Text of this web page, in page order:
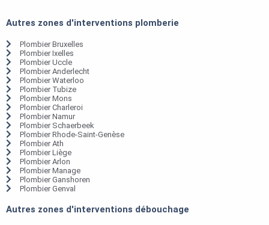
Autres zones d'interventions plomberie
Plombier Bruxelles
Plombier Ixelles
Plombier Uccle
Plombier Anderlecht
Plombier Waterloo
Plombier Tubize
Plombier Mons
Plombier Charleroi
Plombier Namur
Plombier Schaerbeek
Plombier Rhode-Saint-Genèse
Plombier Ath
Plombier Liège
Plombier Arlon
Plombier Manage
Plombier Ganshoren
Plombier Genval
Autres zones d'interventions débouchage